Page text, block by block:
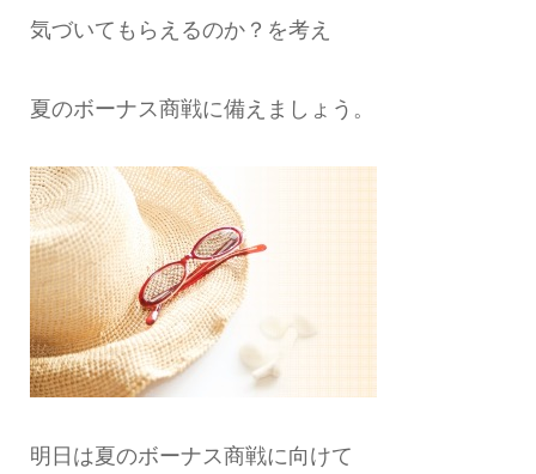
気づいてもらえるのか？を考え
夏のボーナス商戦に備えましょう。
明日は夏のボーナス商戦に向けて